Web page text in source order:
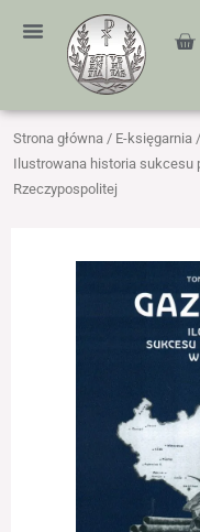
treści
Strona główna / E-księgarnia /
Ilustrowana historia sukcesu
Rzeczypospolitej